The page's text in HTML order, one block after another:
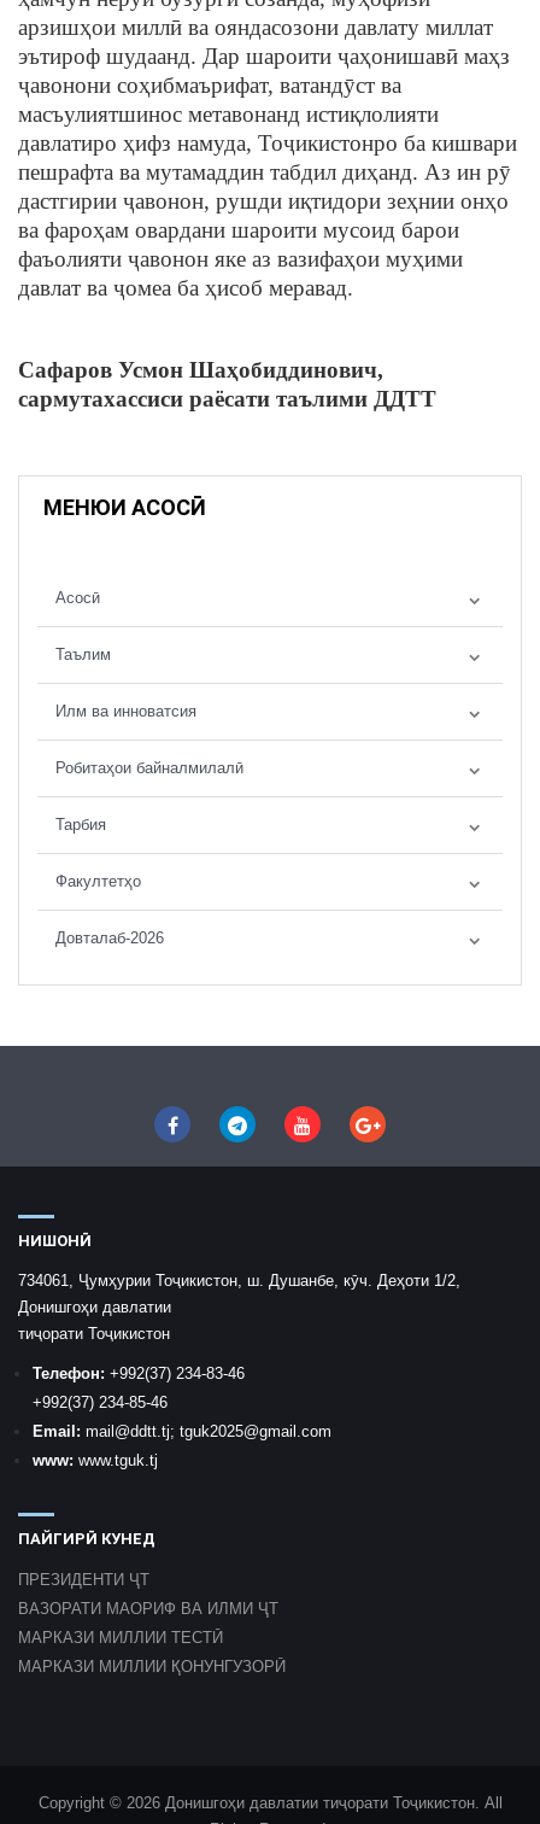
арзишҳои миллӣ ва ояндасозони давлату миллат
эътироф шудаанд. Дар шароити ҷаҳонишавӣ маҳз
ҷавонони соҳибмаърифат, ватандӯст ва
масъулиятшинос метавонанд истиқлолияти
давлатиро ҳифз намуда, Тоҷикистонро ба кишвари
пешрафта ва мутамаддин табдил диҳанд. Аз ин рӯ
дастгирии ҷавонон, рушди иқтидори зеҳнии онҳо
ва фароҳам овардани шароити мусоид барои
фаъолияти ҷавонон яке аз вазифаҳои муҳими
давлат ва ҷомеа ба ҳисоб меравад.
Сафаров Усмон Шаҳобиддинович,
сармутахассиси раёсати таълими ДДТТ
МЕНЮИ АСОСӢ
Асосӣ
Таълим
Илм ва инноватсия
Робитаҳои байналмилалӣ
Тарбия
Факултетҳо
Довталаб-2026
НИШОНӢ
734061, Ҷумҳурии Тоҷикистон, ш. Душанбе, кӯч. Деҳоти 1/2,
Донишгоҳи давлатии
тиҷорати Тоҷикистон
Телефон: +992(37) 234-83-46
+992(37) 234-85-46
Email: mail @ddtt.tj; tguk2025@gmail.com
www: www.tguk.tj
ПАЙГИРӢ КУНЕД
ПРЕЗИДЕНТИ ҶТ
ВАЗОРАТИ МАОРИФ ВА ИЛМИ ҶТ
МАРКАЗИ МИЛЛИИ ТЕСТӢ
МАРКАЗИ МИЛЛИИ ҚОНУНГУЗОРӢ
Copyright © 2026 Донишгоҳи давлатии тиҷорати Тоҷикистон. All